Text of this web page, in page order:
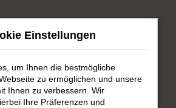
Fahrzeug-Showroom
Error
Einstellungen
um Ihnen die bestmögliche
zu ermöglichen und unsere
Ihnen zu verbessern. Wir
Ihre Präferenzen und